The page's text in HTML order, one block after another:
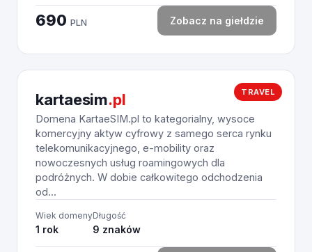
690 PLN Zobacz na giełdzie
TRAVEL
kartaesim.pl
Domena KartaeSIM.pl to kategorialny, wysoce
komercyjny aktyw cyfrowy z samego serca rynku
telekomunikacyjnego, e-mobility oraz
nowoczesnych usług roamingowych dla
podróżnych. W dobie całkowitego odchodzenia
od...
Wiek domeny
1 rok
Długość
9 znaków